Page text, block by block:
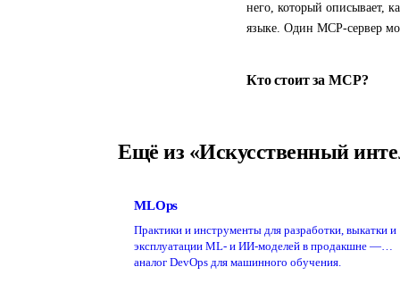
него, который описывает,
языке. Один MCP-сервер
Кто стоит за MCP?
Ещё из «Искусственный
MLOps
Практики и инструменты для разработки, выкатки и
эксплуатации ML- и ИИ-моделей в продакшне —
аналог DevOps для машинного обучения.